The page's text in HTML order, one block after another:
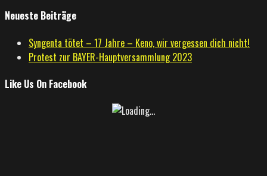
Neueste Beiträge
Syngenta tötet – 17 Jahre – Keno, wir vergessen dich nicht!
Protest zur BAYER-Hauptversammlung 2023
Like Us On Facebook